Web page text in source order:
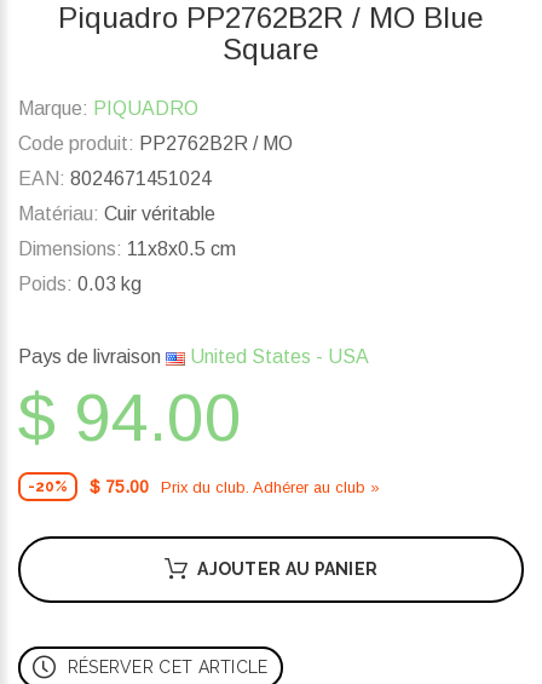
Piquadro PP2762B2R / MO Blue
Square
Marque: PIQUADRO
Code produit: PP2762B2R / MO
EAN: 8024671451024
Matériau: Cuir véritable
Dimensions: 11x8x0.5 cm
Poids: 0.03 kg
Pays de livraison United States - USA
$ 94.00
-20% $ 75.00 Prix ​​du club. Adhérer au club »
AJOUTER AU PANIER
RÉSERVER CET ARTICLE